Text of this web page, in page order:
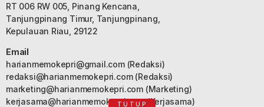
RT 006 RW 005, Pinang Kencana,
Tanjungpinang Timur, Tanjungpinang,
Kepulauan Riau, 29122
Email
harianmemokepri@gmail.com(Redaksi)
redaksi@harianmemokepri.com(Redaksi)
marketing@harianmemokepri.com(Marketing)
kerjasama@harianmemokepri.com(Kerjasama)
TUTUP